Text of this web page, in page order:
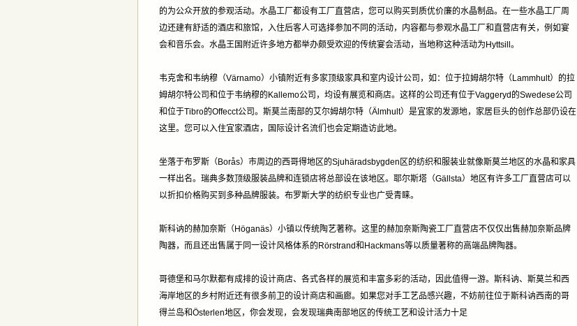
的为公众开放的参观活动。水晶工厂都设有工厂直营店，您可以购买到质优价廉的水晶制品。在一些水晶工厂周
边还建有舒适的酒店和旅馆，入住后客人可选择参加不同的活动，内容都与参观水晶工厂和直营店有关，例如宴
会和音乐会。水晶王国附近许多地方都举办颇受欢迎的传统宴会活动，当地称这种活动为Hyttsill。
韦克舍和韦纳穆（Värnamo）小镇附近有多家顶级家具和室内设计公司，如：位于拉姆胡尔特（Lammhult）的拉
姆胡尔特公司和位于韦纳穆的Kallemo公司，均设有展览和商店。这样的公司还有位于Vaggeryd的Swedese公司
和位于Tibro的Offecct公司。斯莫兰南部的艾尔姆胡尔特（Älmhult）是宜家的发源地，家居巨头的创作总部仍设在
这里。您可以入住宜家酒店，国际设计名流们也会定期造访此地。
坐落于布罗斯（Borås）市周边的西哥得地区的Sjuhäradsbygden区的纺织和服装业就像斯莫兰地区的水晶和家具
一样出名。瑞典多数顶级服装品牌和连锁店将总部设在该地区。耶尔斯塔（Gällsta）地区有许多工厂直营店可以
以折扣价格购买到多种品牌服装。布罗斯大学的纺织专业也广受青睐。
斯科讷的赫加奈斯（Höganäs）小镇以传统陶艺著称。这里的赫加奈斯陶瓷工厂直营店不仅仅出售赫加奈斯品牌
陶器，而且还出售属于同一设计风格体系的Rörstrand和Hackmans等以质量著称的高端品牌陶器。
哥德堡和马尔默都有成排的设计商店、各式各样的展览和丰富多彩的活动，因此值得一游。斯科讷、斯莫兰和西
海岸地区的乡村附近还有很多前卫的设计商店和画廊。如果您对手工艺品感兴趣，不妨前往位于斯科讷西南的哥
得兰岛和Österlen地区，你会发现，会发现瑞典南部地区的传统工艺和设计活力十足